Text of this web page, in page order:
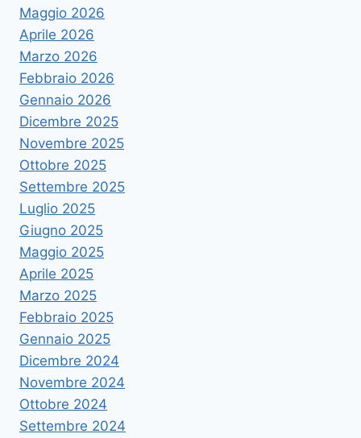
Maggio 2026
Aprile 2026
Marzo 2026
Febbraio 2026
Gennaio 2026
Dicembre 2025
Novembre 2025
Ottobre 2025
Settembre 2025
Luglio 2025
Giugno 2025
Maggio 2025
Aprile 2025
Marzo 2025
Febbraio 2025
Gennaio 2025
Dicembre 2024
Novembre 2024
Ottobre 2024
Settembre 2024